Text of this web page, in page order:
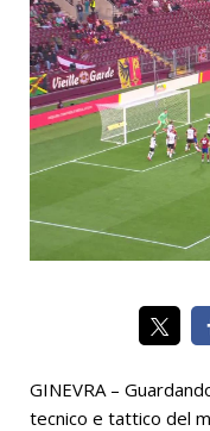
GINEVRA –
tecnico e tattico del